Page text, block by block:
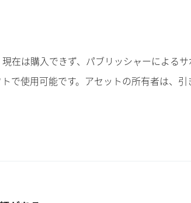
は購入できず、パブリッシャーによるサ
で使用可能です。アセットの所有者は、引